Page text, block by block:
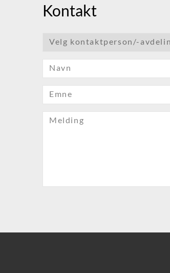
Kontakt
Velg kontaktperson/-
Navn
Emne
Melding